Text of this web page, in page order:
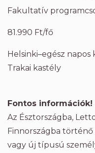
Fakultatív
81.990 Ft/fő
Helsinki–egész napos
Trakai kastély
Fontos információk!
Az Észtországba,
Finnországba
vagy új típusú